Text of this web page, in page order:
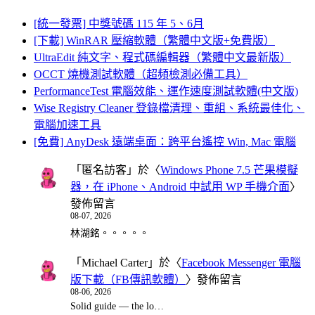
[統一發票] 中獎號碼 115 年 5、6月
[下載] WinRAR 壓縮軟體（繁體中文版+免費版）
UltraEdit 純文字、程式碼編輯器（繁體中文最新版）
OCCT 燒機測試軟體（超頻檢測必備工具）
PerformanceTest 電腦效能、運作速度測試軟體(中文版)
Wise Registry Cleaner 登錄檔清理、重組、系統最佳化、
電腦加速工具
[免費] AnyDesk 遠端桌面：跨平台遙控 Win, Mac 電腦
「 匿名訪客 」於〈Windows Phone 7.5 芒果模擬
器，在 iPhone、Android 中試用 WP 手機介面〉
發佈留言
08-07, 2026
林湖銘。。。。。
「 Michael Carter」於〈Facebook Messenger 電腦
版下載（FB傳訊軟體） 〉發佈留言
08-06, 2026
Solid guide — the lo…